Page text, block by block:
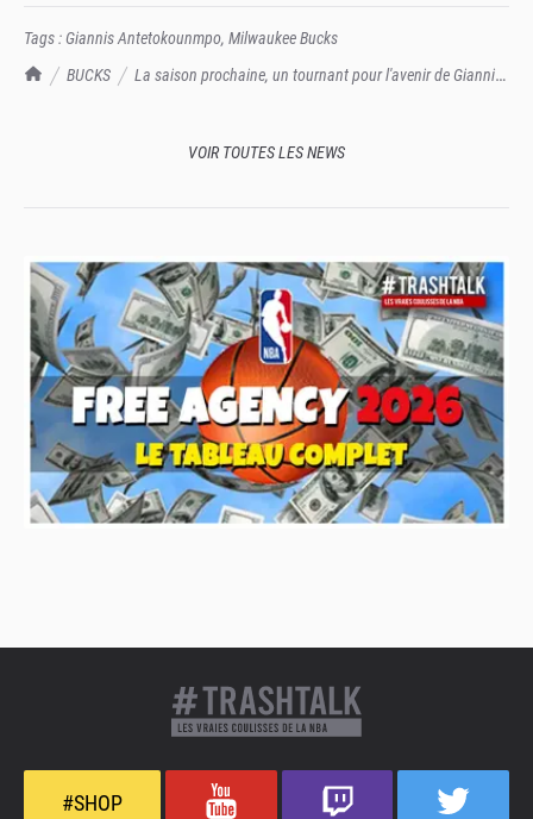
TrashTalk Actu NBA
BUCKS
La saison prochaine, un tournant pour l'avenir de Giannis
Tags :Giannis Antetokounmpo, Milwaukee Bucks
VOIR TOUTES LES NEWS
#SHOP